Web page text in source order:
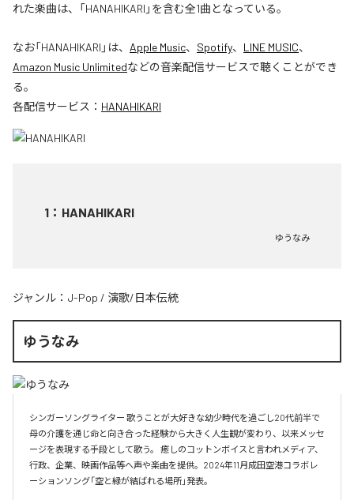
れた楽曲は、「HANAHIKARI」を含む全1曲となっている。
なお「HANAHIKARI 」は、 Apple Music、 Spotify、 LINE MUSIC、
Amazon Music Unlimitedなどの音楽配信サービスで聴くことができ
る。
各配信サービス： HANAHIKARI
1 ： HANAHIKARI
ゆうなみ
ジャンル： J-Pop / 演歌/日本伝統
ゆうなみ
シンガーソングライター 歌うことが大好きな幼少時代を過ごし20代前半で
母の介護を通じ命と向き合った経験から大きく人生観が変わり、以来メッセ
ージを表現する手段として歌う。 癒しのコットンボイスと言われメディア、
行政、企業、映画作品等へ声や楽曲を提供。2024年11月成田空港コラボレ
ーションソング「空と緑が結ばれる場所」発表。